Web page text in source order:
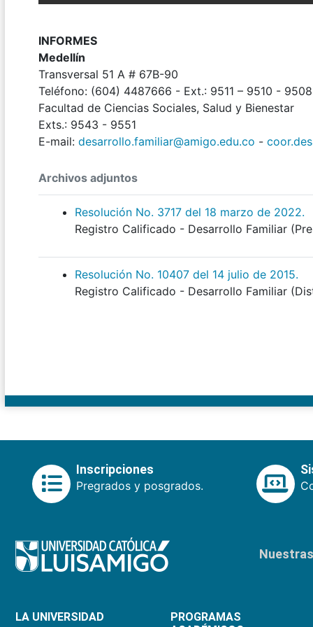
INFORMES
Medellín
Transversal 51 A # 67B-90
Teléfono: (604) 4487666 - Ext.: 9511 – 9510 - 9508
Facultad de Ciencias Sociales, Salud y Bienestar
Exts.: 9543 - 9551
E-mail: desarrollo.familiar@amigo.edu.co -
Archivos adjuntos
Resolución No. 3717 del 18 marzo de 2022.
Registro Calificado - Desarrollo Familiar
Resolución No. 10407 del 14 julio de 2015.
Registro Calificado - Desarrollo Familiar
Inscripciones
Pregrados y posgrados.
LA UNIVERSIDAD
PROGRAMAS